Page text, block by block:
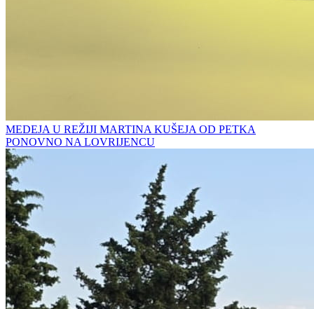
MEDEJA U REŽIJI MARTINA KUŠEJA OD PETKA
PONOVNO NA LOVRIJENCU